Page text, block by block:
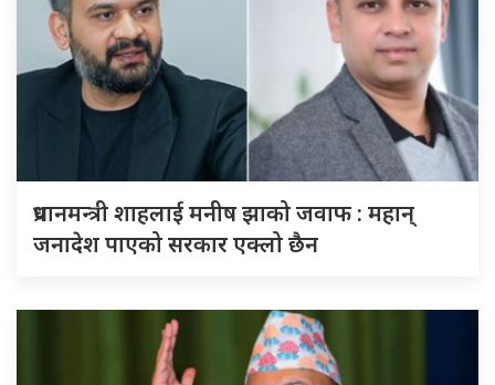
प्रधानमन्त्री शाहलाई मनीष झाको जवाफ : महान्
जनादेश पाएको सरकार एक्लो छैन